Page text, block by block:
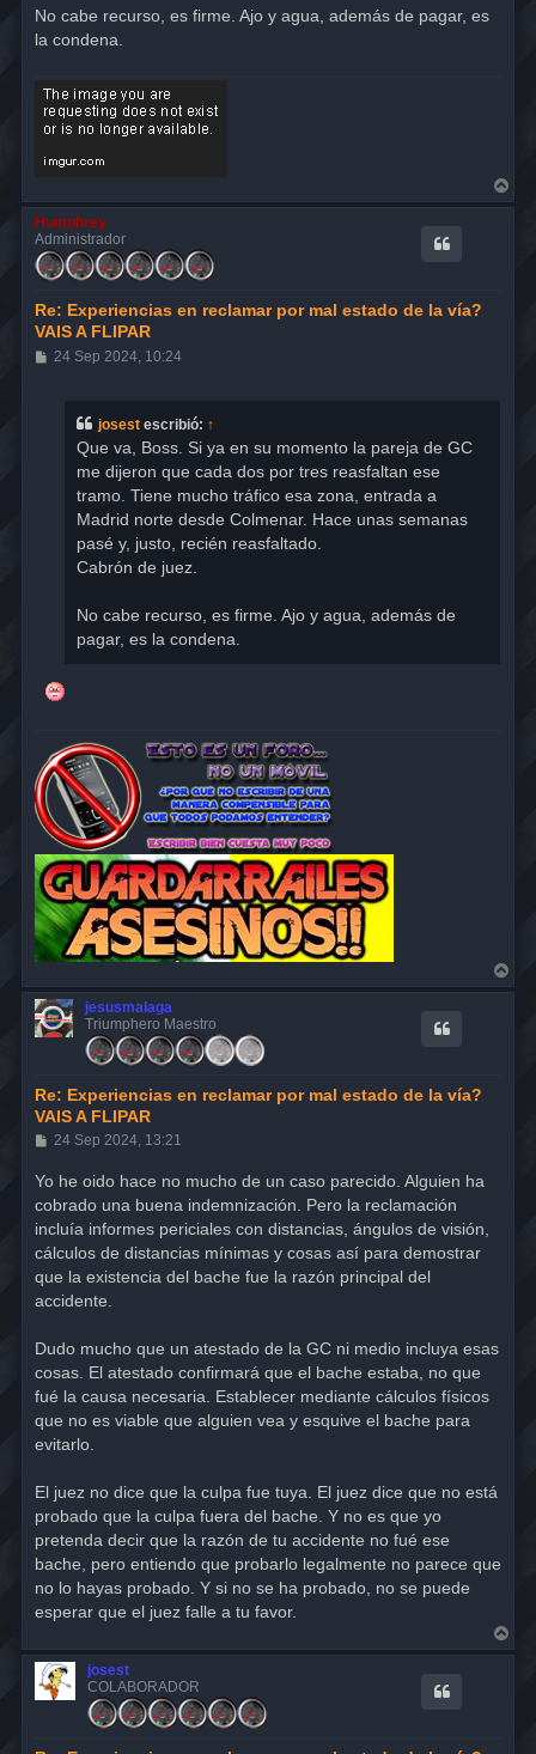
No cabe recurso, es firme. Ajo y agua, además de pagar, es
la condena.
r
Humphrey
Administrador
Re: Experiencias en reclamar por mal estado de la vía?
VAIS A FLIPAR
M
24 Sep 2024, 10:24
josest escribió: ↑
Que va, Boss. Si ya en su momento la pareja de GC
me dijeron que cada dos por tres reasfaltan ese
tramo. Tiene mucho tráfico esa zona, entrada a
Madrid norte desde Colmenar. Hace unas semanas
pasé y, justo, recién reasfaltado.
Cabrón de juez.
No cabe recurso, es firme. Ajo y agua, además de
pagar, es la condena.
r
jesusmalaga
Triumphero Maestro
Re: Experiencias en reclamar por mal estado de la vía?
VAIS A FLIPAR
M
s
a
j
e
24 Sep 2024, 13:21
Yo he oido hace no mucho de un caso parecido. Alguien ha
cobrado una buena indemnización. Pero la reclamación
incluía informes periciales con distancias, ángulos de visión,
cálculos de distancias mínimas y cosas así para demostrar
que la existencia del bache fue la razón principal del
accidente.
Dudo mucho que un atestado de la GC ni medio incluya esas
cosas. El atestado confirmará que el bache estaba, no que
fué la causa necesaria. Establecer mediante cálculos físicos
que no es viable que alguien vea y esquive el bache para
evitarlo.
El juez no dice que la culpa fue tuya. El juez dice que no está
probado que la culpa fuera del bache. Y no es que yo
pretenda decir que la razón de tu accidente no fué ese
bache, pero entiendo que probarlo legalmente no parece que
no lo hayas probado. Y si no se ha probado, no se puede
esperar que el juez falle a tu favor.
r
josest
COLABORADOR